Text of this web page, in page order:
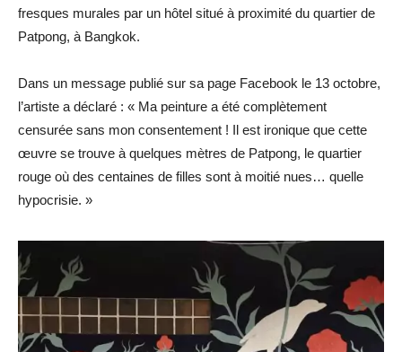
fresques murales par un hôtel situé à proximité du quartier de
Patpong, à Bangkok.
Dans un message publié sur sa page Facebook le 13 octobre,
l’artiste a déclaré : « Ma peinture a été complètement
censurée sans mon consentement ! Il est ironique que cette
œuvre se trouve à quelques mètres de Patpong, le quartier
rouge où des centaines de filles sont à moitié nues… quelle
hypocrisie. »